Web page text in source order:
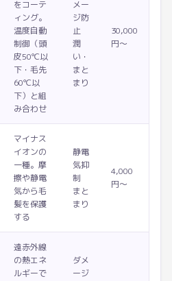
をコーテ
ィング。
温度自動
制御（頭
皮50℃以
下・毛先
60℃以
下）と組
み合わせ
メー
ジ防
止
潤
い・
まと
まり
30,000
円〜
マイナス
イオンの
一種。摩
擦や静電
気から毛
髪を保護
する
静電
気抑
制
まと
まり
4,000
円〜
遠赤外線
の熱エネ
ルギーで
ダメ
ージ